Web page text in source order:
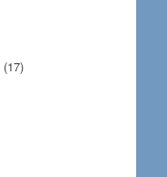
(17)